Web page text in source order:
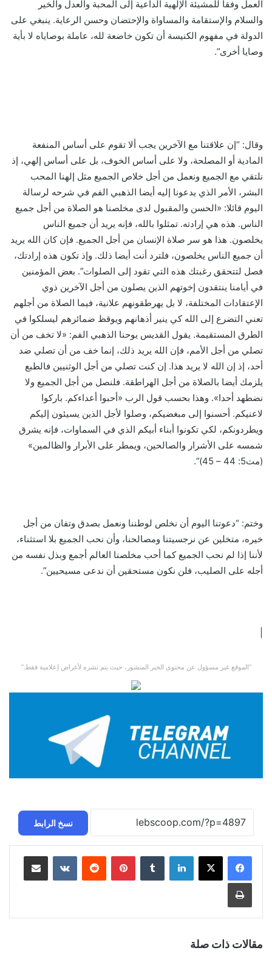
العمل وفقا للمشيئة الإلهية الداعية إلى المحبة والعدل والخير
والسلام والإستقامة والمساواة والإحتضان وحسن الرعاية. ينبغي على
الدولة في مفهوم الكنيسة أن تكون خاضعة لله، عاملة بوصاياه لا بأية
وصايا أخرى”.
وقال: “إن علاقتنا مع الآخرين يجب ألا تقوم على أساس المنفعة
المادية أو المصلحة، ولا على أساس الخوف، بل على أساس إلهي، إذ
نلتقي مع الجميع ونعمل من أجل خلاص الجميع مثل إلهنا المحب
البشر، الأمر الذي يدعونا إليه أيضا الذهبي الفم في شرحه لرسالة
اليوم قائلا: «الحسن والمقبول لدى مخلصنا هو الصلاة من أجل جميع
الناس. هذه هي إرادته. تمثلوا بالله، فإنه يريد أن جميع الناس
يخلصون. هذا هو سر صلاة الإنسان من أجل الجميع. فإن كان الله يريد
أن جميع الناس يخلصون، فلترد أنت أيضا ذلك. وإذ تكون هذه إرادتك،
فصل لتتحقق رغبتك هذه التي تقود إلى الصلوات”. بعض المؤمنين
في أيامنا ينتقدون إخوتهم الذين يصلون من أجل الآخرين ذوي
الإعتقادات المختلفة، لا بل يهرطقونهم علانية، فيما الصلاة من أجلهم
تعني التضرع إلى الله كي ينير أذهانهم ويوقظ ضمائرهم ليسلكوا في
الطرق المستقيمة. يقول القديس يوحنا الذهبي الفم: «لا تخف من أن
تصلي من أجل الأمم، فإن الله يريد ذلك، إنما خف من أن تصلي ضد
أحد، إذ إن الله لا يريد هذا. إن كنت تصلي من أجل الوثنيين فالطبع
يلزمك أيضا بالصلاة من أجل الهراطقة. فلنصل من أجل الجميع ولا
نضطهد أحدا». وهذا بحسب قول الرب «أحبوا أعداءكم. باركوا
لاعنيكم. أحسنوا إلى مبغضيكم، وصلوا لأجل الذين يسيئون إليكم
ويطردونكم، لكي تكونوا أبناء أبيكم الذي في السماوات، فإنه يشرق
شمسه على الأشرار والصالحين، ويمطر على الأبرار والظالمين»
(مت5: 44 – 45)”.
وختم: “دعوتنا اليوم أن نخلص لوطننا ونعمل بصدق وتفان من أجل
خيره، متخلين عن نرجسيتنا ومصالحنا، وأن نحب الجميع بلا استثناء،
لأننا إذا لم نحب الجميع كما أحب مخلصنا العالم أجمع وبذل نفسه من
أجله على الصليب، فلن نكون مستحقين أن ندعى مسيحيين”.
“الموقع غير مسؤول عن محتوى الخبر المنشور، حيث يتم نشره لأغراض إعلامية فقط.”
نسخ الرابط
لينكدإن بينتيريست
مقالات ذات صلة